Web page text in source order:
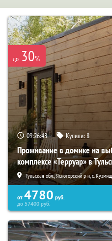
до 30%
09:26:46 Купили:8
Проживание в домике на
комплексе «Терруар» в
Тульская обл., Ясногорский р-н, с.
от 4780 руб.
до57400руб.